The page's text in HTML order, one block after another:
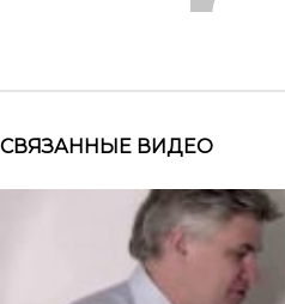
СВЯЗАННЫЕ ВИДЕО